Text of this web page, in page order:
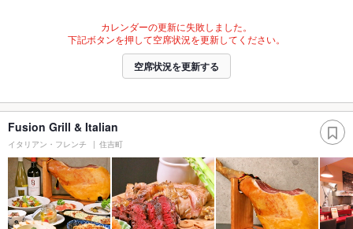
カレンダーの更新に失敗しました。
下記ボタンを押して空席状況を更新してください。
空席状況を更新する
Fusion Grill & Italian
イタリアン・フレンチ 住吉町